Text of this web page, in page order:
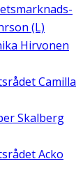
(L)
Hirvonen
Camilla
Skalberg
Acko